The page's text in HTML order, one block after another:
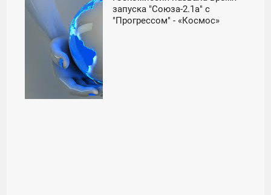
запуска "Союза-2.1а" с
"Прогрессом" - «Космос»